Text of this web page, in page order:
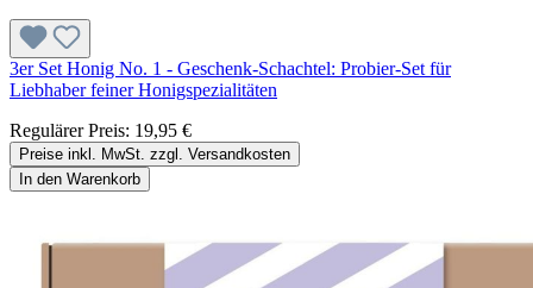
3er Set Honig No. 1 - Geschenk-Schachtel: Probier-Set für
Liebhaber feiner Honigspezialitäten
Regulärer Preis: 19,95 €
Preise inkl. MwSt. zzgl. Versandkosten
In den Warenkorb